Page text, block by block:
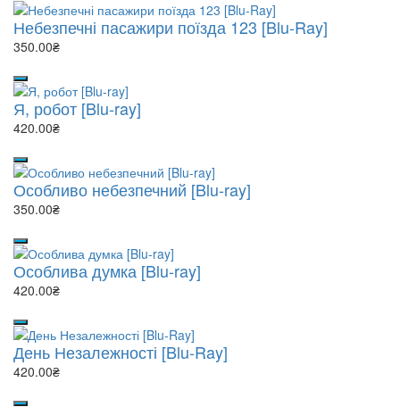
Небезпечні пасажири поїзда 123 [Blu-Ray]
350.00₴
Я, робот [Blu-ray]
420.00₴
Особливо небезпечний [Blu-ray]
350.00₴
Особлива думка [Blu-ray]
420.00₴
День Незалежності [Blu-Ray]
420.00₴